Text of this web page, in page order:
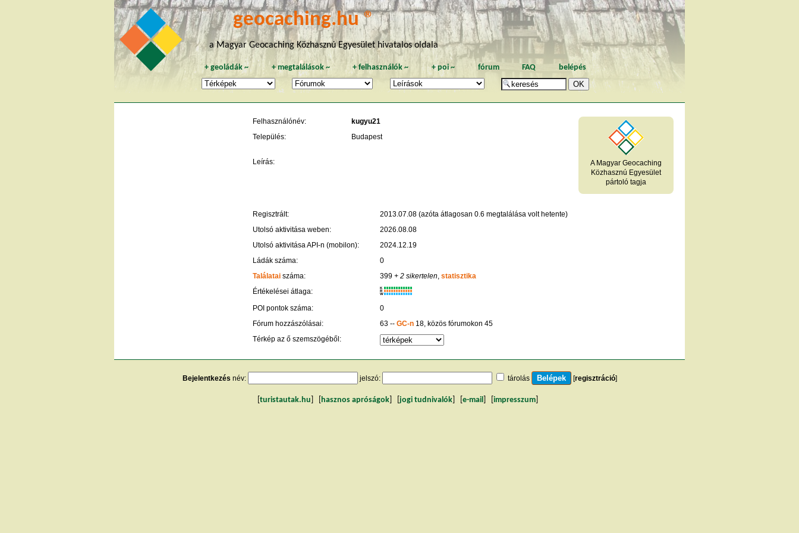
geocaching.hu ®
a Magyar Geocaching Közhasznú Egyesület hivatalos oldala
+geoládák~ +megtalálások~ +felhasználók ~ +poi~ fórum FAQ belépés
A Magyar Geocaching
Közhasznú Egyesület
pártoló tagja
Felhasználónév:
kugyu21
Település:
Budapest
Leírás:
Regisztrált:
2013.07.08 (azóta átlagosan 0.6 megtalálása volt hetente)
Utolsó aktivitása weben:
2026.08.08
Utolsó aktivitása API-n (mobilon):
2024.12.19
Ládák száma:
0
Találatai száma: 399+ 2 sikertelen, statisztika
Értékelései átlaga:
K
R
W
POI pontok száma:
0
Fórum hozzászólásai:
63 -- GC-n18, közös fórumokon 45
Térkép az ő szemszögéből:
Bejelentkezés név: jelszó: tárolás [regisztráció]
turistautak.hu hasznos apróságok jogi tudnivalók e-mail impresszum